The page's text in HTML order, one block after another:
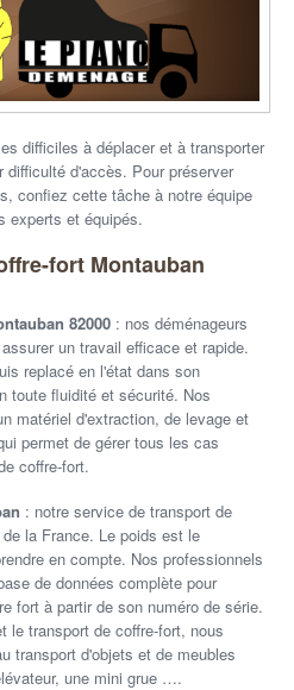
difficiles à déplacer et à transporter
d'accès. Pour préserver
confiez cette tâche à notre équipe
experts et équipés.
fort Montauban
82000 : nos déménageurs
un travail efficace et rapide.
replacé en l'état dans son
toute fluidité et sécurité. Nos
matériel d'extraction, de levage et
permet de gérer tous les cas
coffre-fort.
: notre service de transport de
la France. Le poids est le
en compte. Nos professionnels
de données complète pour
fort à partir de son numéro de série.
le transport de coffre-fort, nous
transport d'objets et de meubles
une mini grue ….